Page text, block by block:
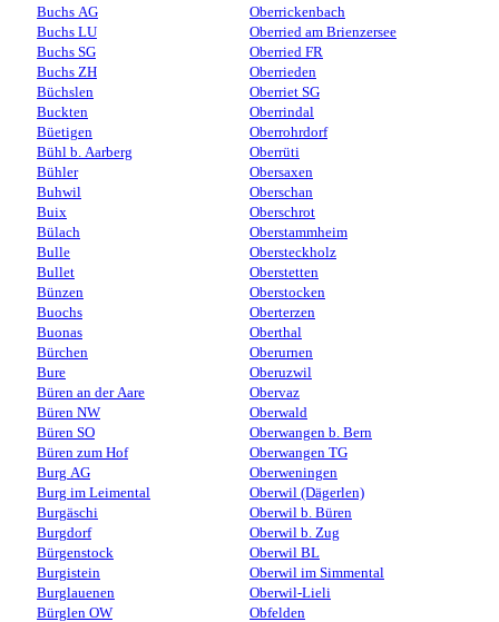
Buchs AG
Buchs LU
Buchs SG
Buchs ZH
Büchslen
Buckten
Büetigen
Bühl b. Aarberg
Bühler
Buhwil
Buix
Bülach
Bulle
Bullet
Bünzen
Buochs
Buonas
Bürchen
Bure
Büren an der Aare
Büren NW
Büren SO
Büren zum Hof
Burg AG
Burg im Leimental
Burgäschi
Burgdorf
Bürgenstock
Burgistein
Burglauenen
Bürglen OW
Oberrickenbach
Oberried am Brienzersee
Oberried FR
Oberrieden
Oberriet SG
Oberrindal
Oberrohrdorf
Oberrüti
Obersaxen
Oberschan
Oberschrot
Oberstammheim
Obersteckholz
Oberstetten
Oberstocken
Oberterzen
Oberthal
Oberurnen
Oberuzwil
Obervaz
Oberwald
Oberwangen b. Bern
Oberwangen TG
Oberweningen
Oberwil (Dägerlen)
Oberwil b. Büren
Oberwil b. Zug
Oberwil BL
Oberwil im Simmental
Oberwil-Lieli
Obfelden